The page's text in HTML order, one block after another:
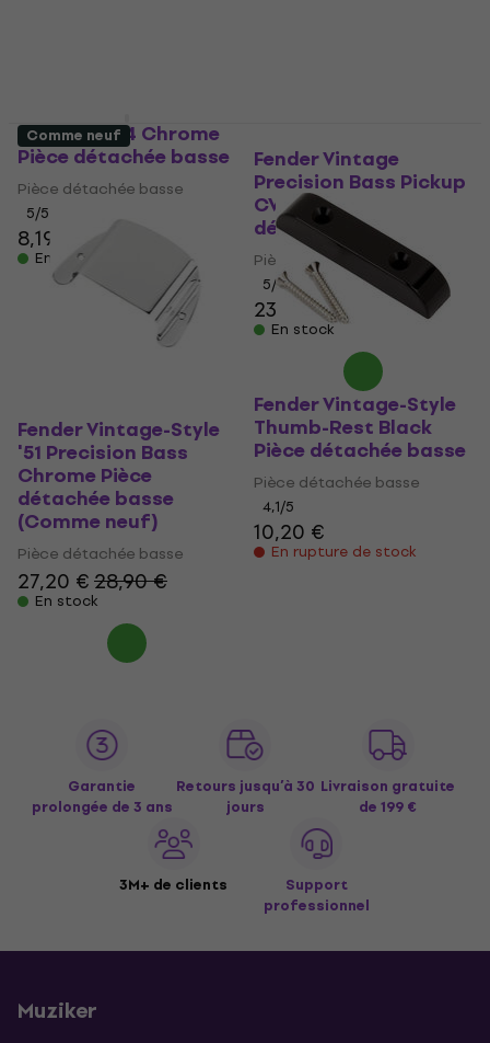
Dr.Parts JP4 Chrome
Pièce détachée basse
Pièce détachée basse
5/5
8,19 €
En stock
Fender Vintage
Precision Bass Pickup
CV Chrome Pièce
détachée basse
Pièce détachée basse
5/5
23,40 €
En stock
Comme neuf
Fender Vintage-Style
'51 Precision Bass
Chrome Pièce
détachée basse
(Comme neuf)
Pièce détachée basse
27,20 €28,90 €
En stock
Fender Vintage-Style
Thumb-Rest Black
Pièce détachée basse
Pièce détachée basse
4,1/5
10,20 €
En rupture de stock
Garantie
prolongée de 3 ans
Retours jusqu’à 30
jours
Livraison gratuite
de 199 €
3M+ de clients
Support
professionnel
Muziker